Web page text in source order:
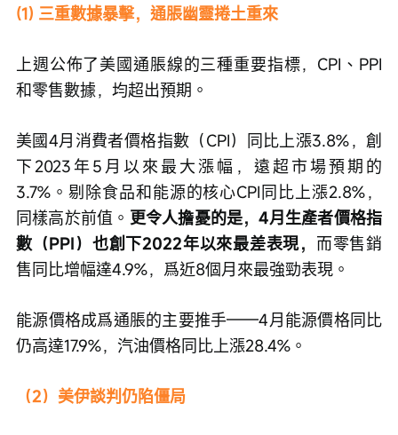
(1) 三重數據暴擊，通脹幽靈捲土重來
上週公佈了美國通脹線的三種重要指標，CPI、PPI
和零售數據，均超出預期。
美國4月消費者價格指數（CPI）同比上漲3.8%，創
下2023年5月以來最大漲幅，遠超市場預期的
3.7%。剔除食品和能源的核心CPI同比上漲2.8%，
同樣高於前值。 更令人擔憂的是，4月生產者價格指
數（PPI）也創下2022年以來最差表現， 而零售銷
售同比增幅達4.9%，爲近8個月來最強勁表現。
能源價格成爲通脹的主要推手——4月能源價格同比
仍高達17.9%，汽油價格同比上漲28.4%。
（2）美伊談判仍陷僵局